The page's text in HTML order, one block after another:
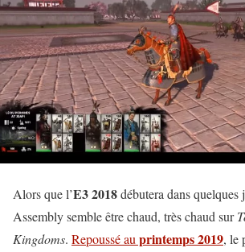
Alors que l’E3 2018débutera dans quelques
Assembly semble être chaud, très chaud sur
Kingdoms. Repoussé au printemps 2019, le